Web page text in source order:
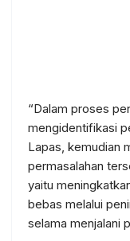
“Dalam proses
mengidentifikasi
Lapas, kemudian
permasalahan
yaitu
bebas melalui
selama menjalani